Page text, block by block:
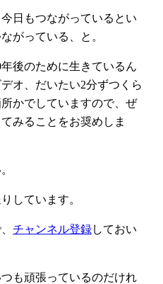
日もつながっているとい
がっている、と。
後のために生きているん
オ、だいたい2分ずつくら
かでしていますので、ぜ
みることをお奨めしま
しています。
チャンネル登録しておい
も頑張っているのだけれ